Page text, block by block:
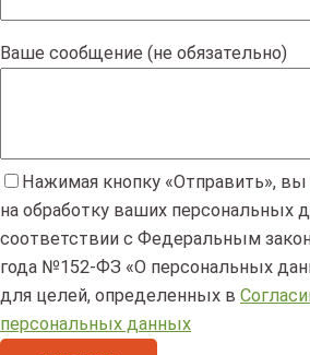
Ваше сообщение (не обязательно)
Нажимая кнопку «Отправить», вы
на обработку ваших персональных
соответствии с Федеральным
года №152-ФЗ «О персональных
для целей, определенных в
персональных данных